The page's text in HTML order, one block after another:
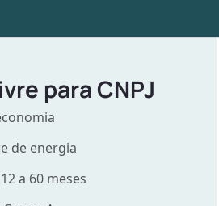
para CNPJ
de energia
a 60 meses